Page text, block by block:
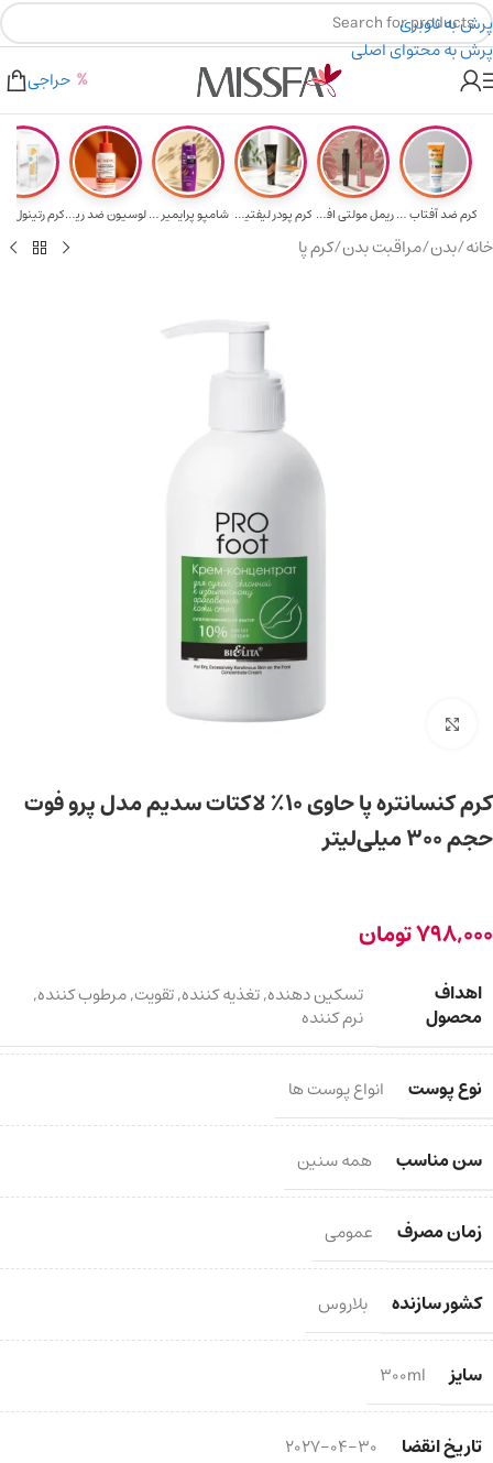
پرش به ناوبری
پرش به محتوای اصلی
۲٪ تخفیف روی سبد خرید برای روش کارت به کارت
هدیه برای خرید های بالای ۵ میلیون تومن
حراجی
کرم ضد آفتاب حا... ریمل مولتی افکت... کرم پودر لیفتین... شامپو پرایمیر پ... لوسیون ضد ریزش ...
خانه/بدن/مراقبت بدن/کرم پا
برای بزرگ‌نمایی کلیک کنید
کرم کنسانتره پا حاوی ۱۰٪ لاکتات سدیم مدل پرو فوت
حجم 300 میلی‌لیتر
798,000تومان
اهداف
محصول
تسکین دهنده,تغذیه کننده,تقویت,مرطوب کننده,
نرم کننده
نوع پوست انواع پوست ها
سن مناسب همه سنین
زمان مصرف عمومی
کشور سازنده بلاروس
سایز 300ml
تاریخ انقضا 2027-04-30